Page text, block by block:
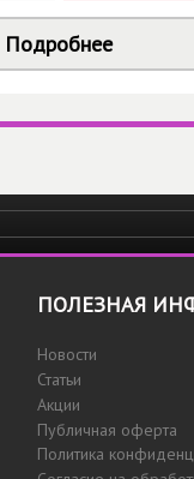
Подробнее
ПОЛЕЗНАЯ
Новости
Статьи
Акции
Публичная оферта
Политика